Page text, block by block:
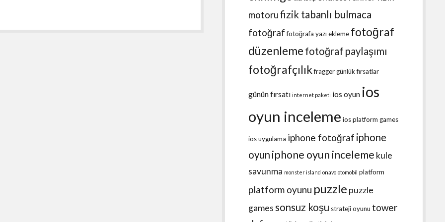
motorufizik tabanlı bulmaca
fotoğraf fotoğrafa yazı ekleme fotoğraf
düzenleme fotoğraf paylaşımı
fotoğrafçılıkfraggergünlük fırsatlar
günün fırsatı internet paketi ios oyun ios
oyun inceleme ios platform games
ios uygulama iphone fotoğraf iphone
oyun iphone oyun inceleme kule
savunma monster island onavo otomobil platform
platform oyunu puzzle puzzle
games sonsuz koşu strateji oyunu tower